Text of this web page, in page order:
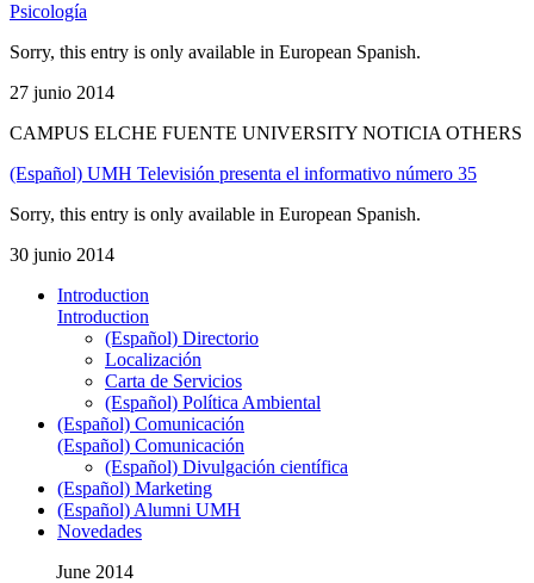
Psicología
Sorry, this entry is only available in European Spanish.
27 junio 2014
CAMPUS ELCHE FUENTE UNIVERSITY NOTICIA OTHERS
(Español) UMH Televisión presenta el informativo número 35
Sorry, this entry is only available in European Spanish.
30 junio 2014
Introduction
Introduction
(Español) Directorio
Localización
Carta de Servicios
(Español) Política Ambiental
(Español) Comunicación
(Español) Comunicación
(Español) Divulgación científica
(Español) Marketing
(Español) Alumni UMH
Novedades
June 2014